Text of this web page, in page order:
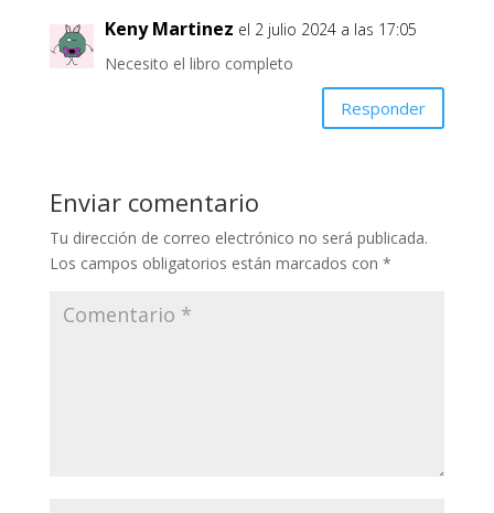
Keny Martinez el 2 julio 2024 a las 17:05
Necesito el libro completo
Responder
Enviar comentario
Tu dirección de correo electrónico no será publicada.
Los campos obligatorios están marcados con *